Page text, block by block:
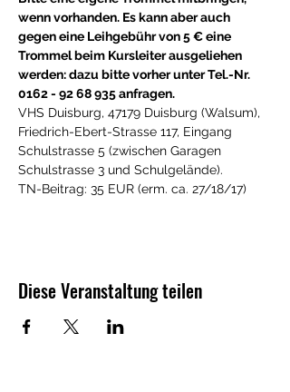
wenn vorhanden. Es kann aber auch
gegen eine Leihgebühr von 5 € eine
Trommel beim Kursleiter ausgeliehen
werden: dazu bitte vorher unter Tel.-Nr.
0162 - 92 68 935 anfragen.
VHS Duisburg, 47179 Duisburg (Walsum),
Friedrich-Ebert-Strasse 117, Eingang
Schulstrasse 5 (zwischen Garagen
Schulstrasse 3 und Schulgelände).
TN-Beitrag: 35 EUR (erm. ca. 27/18/17)
Diese Veranstaltung teilen